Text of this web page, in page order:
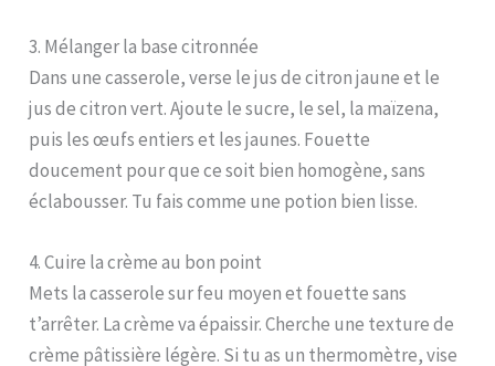
3. Mélanger la base citronnée
Dans une casserole, verse le jus de citron jaune et le
jus de citron vert. Ajoute le sucre, le sel, la maïzena,
puis les œufs entiers et les jaunes. Fouette
doucement pour que ce soit bien homogène, sans
éclabousser. Tu fais comme une potion bien lisse.
4. Cuire la crème au bon point
Mets la casserole sur feu moyen et fouette sans
t’arrêter. La crème va épaissir. Cherche une texture de
crème pâtissière légère. Si tu as un thermomètre, vise